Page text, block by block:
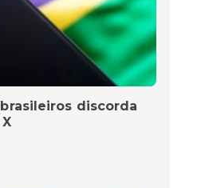
discorda